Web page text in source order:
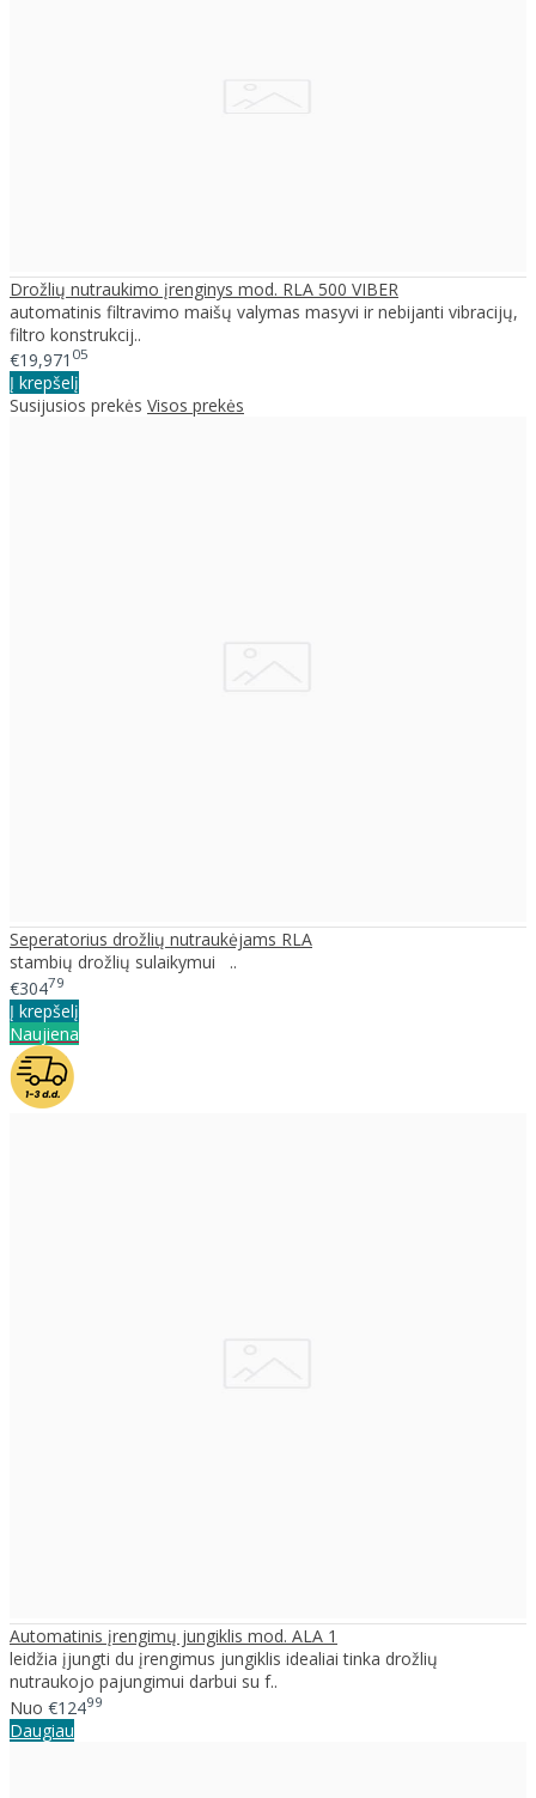
Drožlių nutraukimo įrenginys mod. RLA 500 VIBER
automatinis filtravimo maišų valymas masyvi ir nebijanti vibracijų,
filtro konstrukcij..
€19,971 05
Į krepšelį
Susijusios prekės Visos prekės
Seperatorius drožlių nutraukėjams RLA
stambių drožlių sulaikymui ..
€30479
Į krepšelį
Naujiena
Automatinis įrengimų jungiklis mod. ALA 1
leidžia įjungti du įrengimus jungiklis idealiai tinka drožlių
nutraukojo pajungimui darbui su f..
Nuo €12499
Daugiau